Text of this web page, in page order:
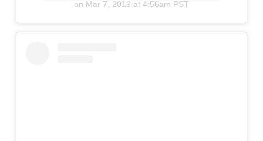
on Mar 7, 2019 at 4:56am PST